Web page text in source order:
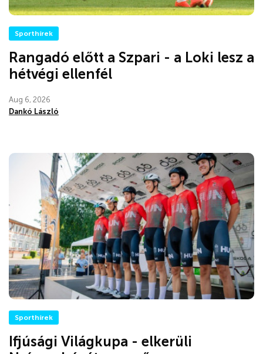
Sporthírek
Rangadó előtt a Szpari - a Loki lesz a
hétvégi ellenfél
Aug 6, 2026
Dankó László
Sporthírek
Ifjúsági Világkupa - elkerüli